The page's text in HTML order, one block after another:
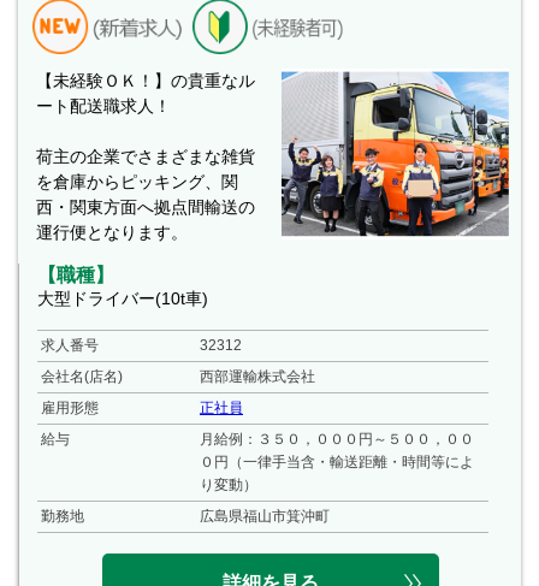
【未経験ＯＫ！】の貴重なル
ート配送職求人！
荷主の企業でさまざまな雑貨
を倉庫からピッキング、関
西・関東方面へ拠点間輸送の
運行便となります。
【職種】
大型ドライバー(10t車)
求人番号
32312
会社名(店名)
西部運輸株式会社
雇用形態
正社員
給与
月給例：３５０，０００円～５００，００
０円（一律手当含・輸送距離・時間等によ
り変動）
勤務地
広島県福山市箕沖町